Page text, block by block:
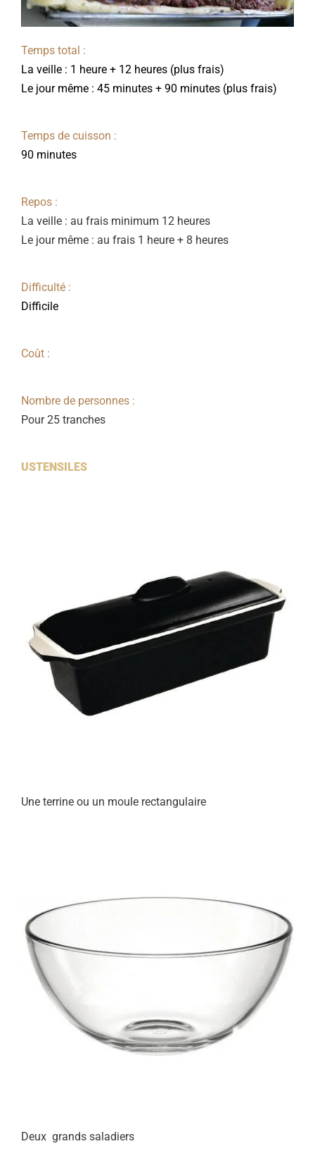
Temps total :
La veille : 1 heure + 12 heures (plus frais)
Le jour même : 45 minutes + 90 minutes (plus frais)
Temps de cuisson :
90 minutes
Repos :
La veille : au frais minimum 12 heures
Le jour même : au frais 1 heure + 8 heures
Difficulté :
Difficile
Coût :
Nombre de personnes :
Pour 25 tranches
USTENSILES
Une terrine ou un moule rectangulaire
Deux grands saladiers